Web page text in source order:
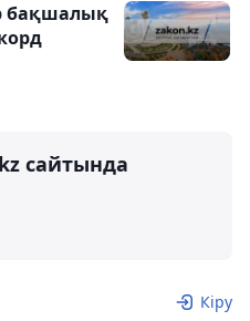
бақшалық
сайтында
Кіру